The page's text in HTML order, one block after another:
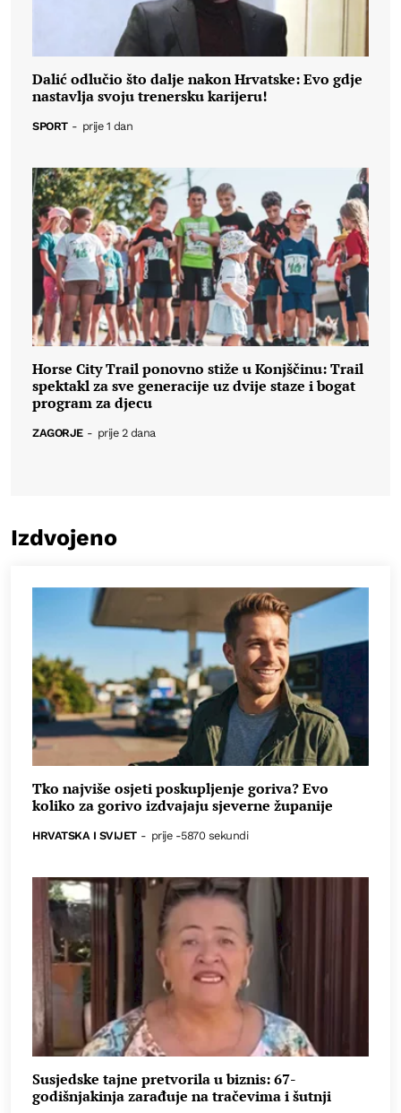
Dalić odlučio što dalje nakon Hrvatske: Evo gdje
nastavlja svoju trenersku karijeru!
SPORT - prije 1 dan
Horse City Trail ponovno stiže u Konjščinu: Trail
spektakl za sve generacije uz dvije staze i bogat
program za djecu
ZAGORJE - prije 2 dana
Izdvojeno
Tko najviše osjeti poskupljenje goriva? Evo
koliko za gorivo izdvajaju sjeverne županije
HRVATSKA I SVIJET - prije -5870 sekundi
Susjedske tajne pretvorila u biznis: 67-
godišnjakinja zarađuje na tračevima i šutnji